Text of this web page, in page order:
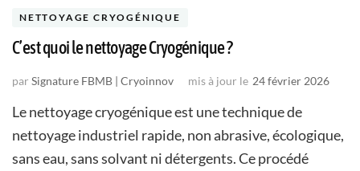
NETTOYAGE CRYOGÉNIQUE
C’est quoi le nettoyage Cryogénique ?
par Signature FBMB | Cryoinnov mis à jour le 24 février 2026
Le nettoyage cryogénique est une technique de
nettoyage industriel rapide, non abrasive, écologique,
sans eau, sans solvant ni détergents. Ce procédé